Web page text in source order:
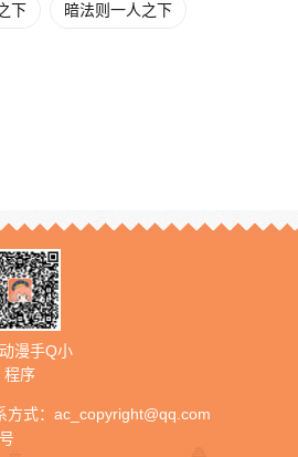
下 暗法则一人之下
漫手Q小
程序
方式： ac_copyright@qq.com